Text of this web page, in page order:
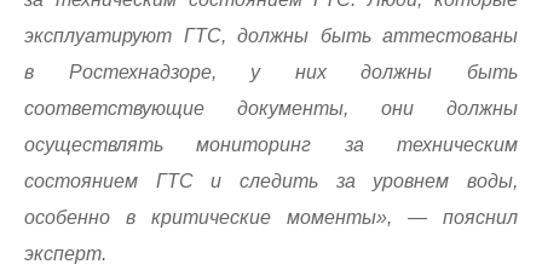
эксплуатируют ГТС, должны быть аттестованы
в Ростехнадзоре, у них должны быть
соответствующие документы, они должны
осуществлять мониторинг за техническим
состоянием ГТС и следить за уровнем воды,
особенно в критические моменты», — пояснил
эксперт.